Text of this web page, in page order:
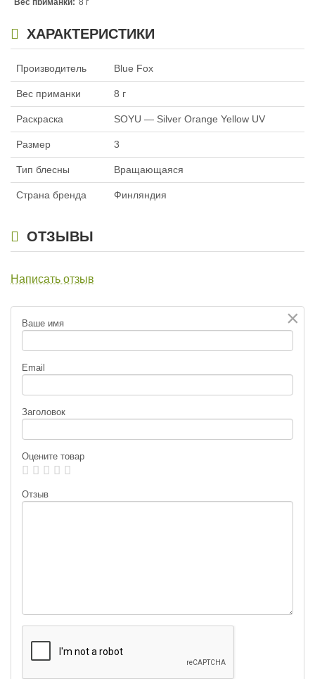
Вес приманки: 8 г
Размер:3
ХАРАКТЕРИСТИКИ
Производитель Blue Fox
Вес приманки 8 г
Раскраска SOYU — Silver Orange Yellow UV
Размер 3
Тип блесны Вращающаяся
Страна бренда Финляндия
ОТЗЫВЫ
Написать отзыв
×
Ваше имя
Email
Заголовок
Оцените товар
Отзыв